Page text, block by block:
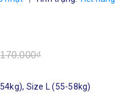
170.000₫
Size L (55-58kg)